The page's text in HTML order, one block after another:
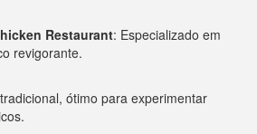
Restaurant: Especializado em
revigorante.
ótimo para experimentar